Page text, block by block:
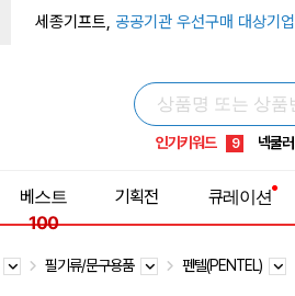
세종기프트, 공공기관 우선구매 대상기업
인기키워드
5 키캡
8 쿨토시
9 넥쿨러
1 선풍기
베스트
100
기획전 큐레이션
필기류/문구용품 펜텔(PENTEL)